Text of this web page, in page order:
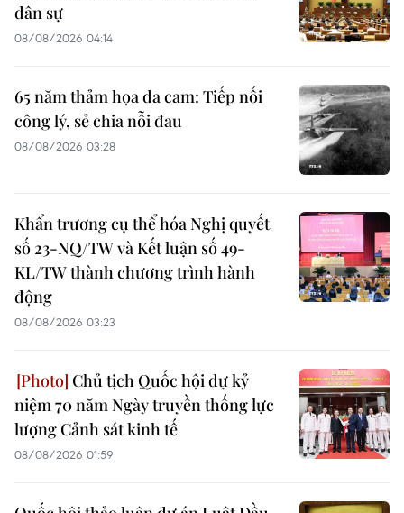
dân sự
08/08/2026 04:14
65 năm thảm họa da cam: Tiếp nối
công lý, sẻ chia nỗi đau
08/08/2026 03:28
Khẩn trương cụ thể hóa Nghị quyết
số 23-NQ/TW và Kết luận số 49-
KL/TW thành chương trình hành
động
08/08/2026 03:23
Chủ tịch Quốc hội dự kỷ
niệm 70 năm Ngày truyền thống lực
lượng Cảnh sát kinh tế
08/08/2026 01:59